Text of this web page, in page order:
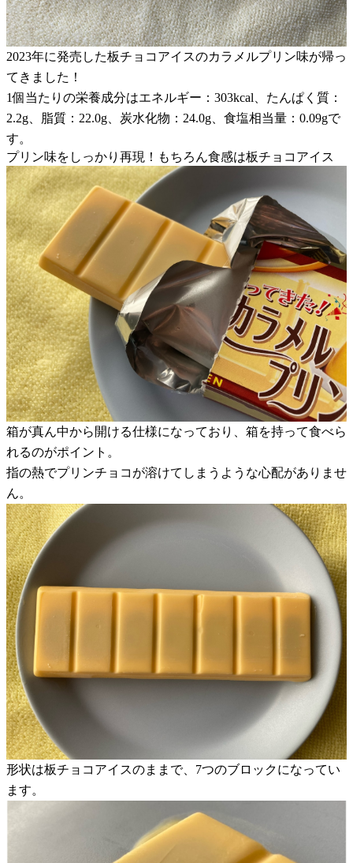
2023年に発売した板チョコアイスのカラメルプリン味が帰っ
てきました！
1個当たりの栄養成分はエネルギー：303kcal、たんぱく質：
2.2g、脂質：22.0g、炭水化物：24.0g、食塩相当量：0.09gで
す。
プリン味をしっかり再現！もちろん食感は板チョコアイス
箱が真ん中から開ける仕様になっており、箱を持って食べら
れるのがポイント。
指の熱でプリンチョコが溶けてしまうような心配がありませ
ん。
形状は板チョコアイスのままで、7つのブロックになってい
ます。